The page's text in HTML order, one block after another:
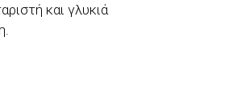
και γλυκιά